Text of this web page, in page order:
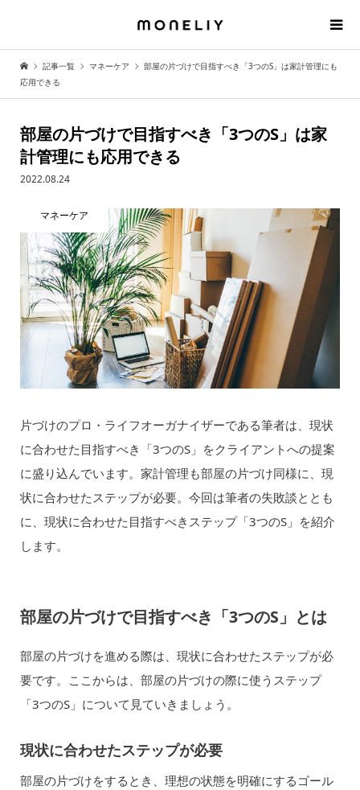
記事一覧 マネーケア
部屋の片づけで目指すべき「3つのS」は家計管理にも
応用できる
部屋の片づけで目指すべき「3つのS」は家
計管理にも応用できる
2022.08.24
マネーケア
片づけのプロ・ライフオーガナイザーである筆者は、現状
に合わせた目指すべき「3つのS」をクライアントへの提案
に盛り込んでいます。家計管理も部屋の片づけ同様に、現
状に合わせたステップが必要。今回は筆者の失敗談ととも
に、現状に合わせた目指すべきステップ「3つのS」を紹介
します。
部屋の片づけで目指すべき「3つのS」とは
部屋の片づけを進める際は、現状に合わせたステップが必
要です。ここからは、部屋の片づけの際に使うステップ
「3つのS」について見ていきましょう。
現状に合わせたステップが必要
部屋の片づけをするとき、理想の状態を明確にするゴール